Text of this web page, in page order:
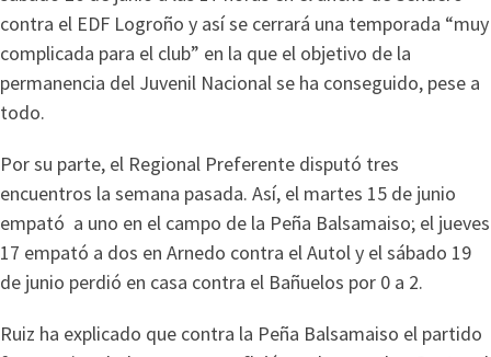
contra el EDF Logroño y así se cerrará una temporada “muy
complicada para el club” en la que el objetivo de la
permanencia del Juvenil Nacional se ha conseguido, pese a
todo.
Por su parte, el Regional Preferente disputó tres
encuentros la semana pasada. Así, el martes 15 de junio
empató a uno en el campo de la Peña Balsamaiso; el jueves
17 empató a dos en Arnedo contra el Autol y el sábado 19
de junio perdió en casa contra el Bañuelos por 0 a 2.
Ruiz ha explicado que contra la Peña Balsamaiso el partido